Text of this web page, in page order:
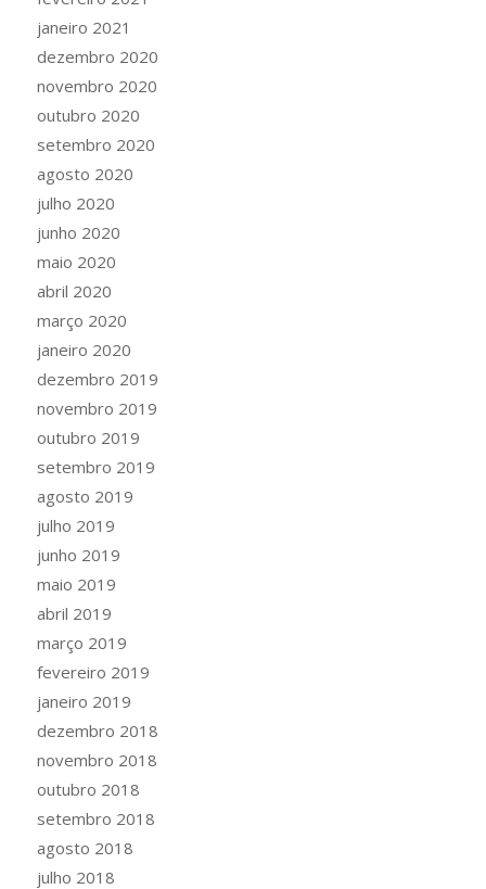
janeiro 2021
dezembro 2020
novembro 2020
outubro 2020
setembro 2020
agosto 2020
julho 2020
junho 2020
maio 2020
abril 2020
março 2020
janeiro 2020
dezembro 2019
novembro 2019
outubro 2019
setembro 2019
agosto 2019
julho 2019
junho 2019
maio 2019
abril 2019
março 2019
fevereiro 2019
janeiro 2019
dezembro 2018
novembro 2018
outubro 2018
setembro 2018
agosto 2018
julho 2018